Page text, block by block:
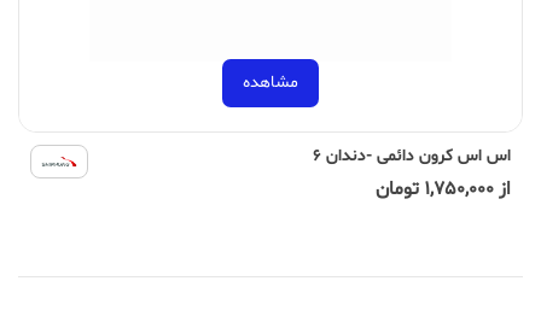
مشاهده
اس اس کرون دائمی -دندان 6
از 1,750,000 تومان